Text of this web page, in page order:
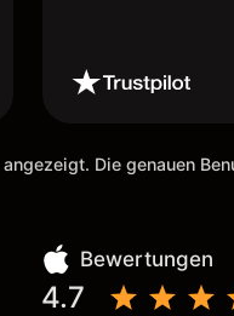
Die genauen
Bewertungen
4.7